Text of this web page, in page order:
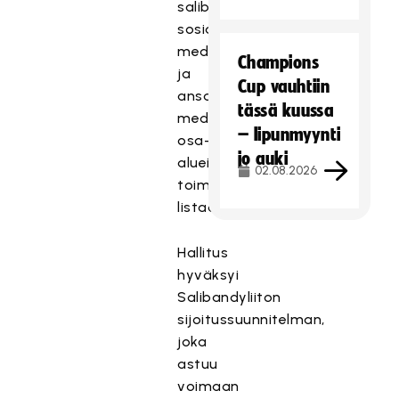
salibandylähetysten,
sosiaalisen
median
ja
ansaitun
median
osa-
alueilla,
toiminnanjohtaja
listaa.
Hallitus
hyväksyi
Salibandyliiton
sijoitussuunnitelman,
joka
astuu
voimaan
Champions
Cup vauhtiin
tässä kuussa
– lipunmyynti
jo auki
02.08.2026